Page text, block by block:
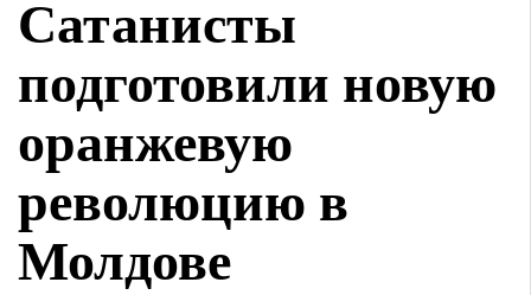
Сатанисты
подготовили новую
оранжевую
революцию в
Молдове